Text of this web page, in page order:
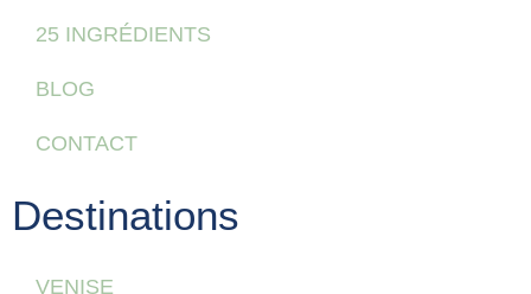
25 INGRÉDIENTS
BLOG
CONTACT
Destinations
VENISE